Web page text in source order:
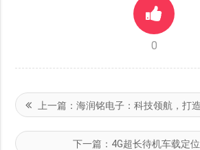
0
上一篇：海润铭电子：科技领航，打造
下一篇： 4G超长待机车载定